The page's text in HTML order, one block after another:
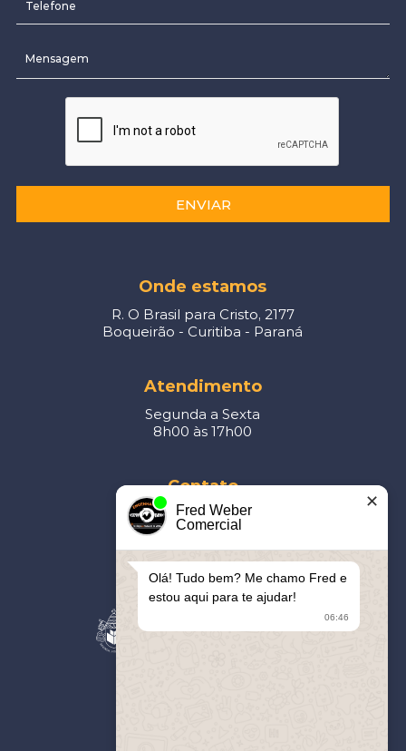
ENVIAR
Onde estamos
R. O Brasil para Cristo, 2177
Boqueirão - Curitiba - Paraná
Atendimento
Segunda a Sexta
8h00 às 17h00
Contato
413093-5877
contato@cerro.eng.br
Parceiros
Fred Weber
Comercial
✕
Olá! Tudo bem? Me chamo Fred e
estou aqui para te ajudar!
06:46